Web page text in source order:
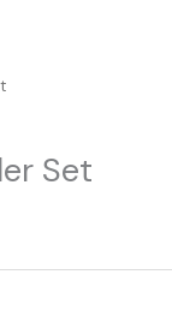
Set